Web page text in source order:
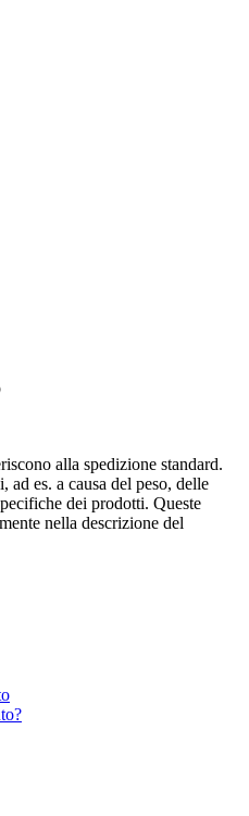
alla spedizione standard.
ad es. a causa del peso, delle
dei prodotti. Queste
nella descrizione del